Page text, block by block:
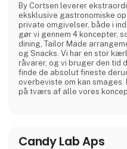
Ready Chef Poultry
Ready Chef Poultry er vores
fokus på prisbevidst kvalitet.
Vi samarbejder med globale
By Cortsen leverer
eksklusive gastronomiske
private omgivelser, både i
gør vi gennem 4 koncepter,
dining, Tailor Made
og Snacks. Vi har en stor
råvarer, og vi bruger den tid
finde de absolut fineste
overbeviste om kan smages.
på tværs af alle vores
Candy Lab Aps